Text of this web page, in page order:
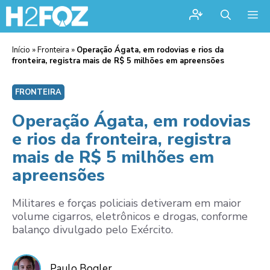
Início »Fronteira » Operação Ágata, em rodovias e rios da
fronteira, registra mais de R$ 5 milhões em apreensões
FRONTEIRA
Operação Ágata, em rodovias
e rios da fronteira, registra
mais de R$ 5 milhões em
apreensões
Militares e forças policiais detiveram em maior
volume cigarros, eletrônicos e drogas, conforme
balanço divulgado pelo Exército.